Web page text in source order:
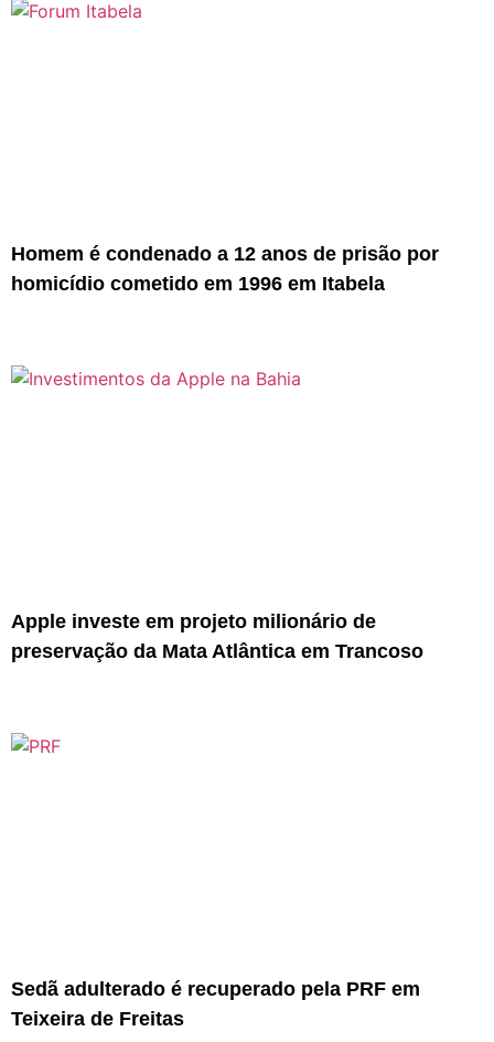
Homem é condenado a 12 anos de prisão por
homicídio cometido em 1996 em Itabela
Apple investe em projeto milionário de
preservação da Mata Atlântica em Trancoso
Sedã adulterado é recuperado pela PRF em
Teixeira de Freitas